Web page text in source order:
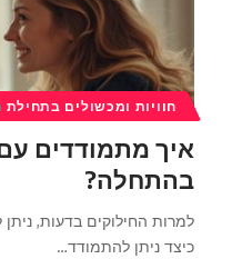
חוויות ומכשולים
איך מתמודדים
בהתחלה?
למרות החילוקים בדעות,
כיצד ניתן להתמודד…